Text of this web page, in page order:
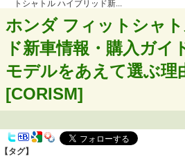
トシャトル ハイブリッド新...
ホンダ フィットシャ
ド新車情報・購入ガイ
モデルをあえて選ぶ理
[CORISM]
【タグ】